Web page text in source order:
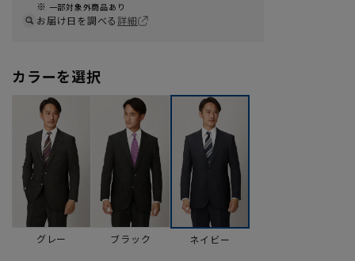
一部対象外商品あり
お届け日を調べる詳細
カラーを選択
グレー ブラック ネイビー